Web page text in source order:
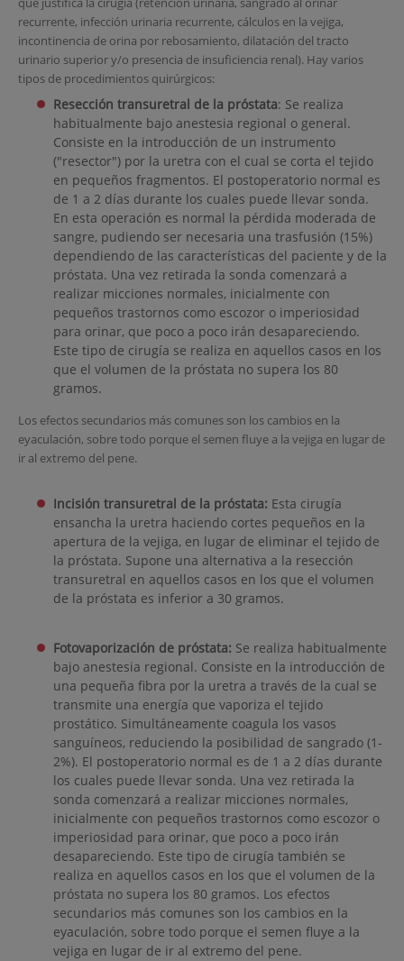
recurrente, infección urinaria recurrente, cálculos en la vejiga,
incontinencia de orina por rebosamiento, dilatación del tracto
urinario superior y/o presencia de insuficiencia renal). Hay varios
tipos de procedimientos quirúrgicos:
Resección transuretral de la próstata: Se realiza
habitualmente bajo anestesia regional o general.
Consiste en la introducción de un instrumento
("resector") por la uretra con el cual se corta el tejido
en pequeños fragmentos. El postoperatorio normal es
de 1 a 2 días durante los cuales puede llevar sonda.
En esta operación es normal la pérdida moderada de
sangre, pudiendo ser necesaria una trasfusión (15%)
dependiendo de las características del paciente y de la
próstata. Una vez retirada la sonda comenzará a
realizar micciones normales, inicialmente con
pequeños trastornos como escozor o imperiosidad
para orinar, que poco a poco irán desapareciendo.
Este tipo de cirugía se realiza en aquellos casos en los
que el volumen de la próstata no supera los 80
gramos.
Los efectos secundarios más comunes son los cambios en la
eyaculación, sobre todo porque el semen fluye a la vejiga en lugar de
ir al extremo del pene.
Incisión transuretral de la próstata: Esta cirugía
ensancha la uretra haciendo cortes pequeños en la
apertura de la vejiga, en lugar de eliminar el tejido de
la próstata. Supone una alternativa a la resección
transuretral en aquellos casos en los que el volumen
de la próstata es inferior a 30 gramos.
Fotovaporización de próstata: Se realiza habitualmente
bajo anestesia regional. Consiste en la introducción de
una pequeña fibra por la uretra a través de la cual se
transmite una energía que vaporiza el tejido
prostático. Simultáneamente coagula los vasos
sanguíneos, reduciendo la posibilidad de sangrado (1-
2%). El postoperatorio normal es de 1 a 2 días durante
los cuales puede llevar sonda. Una vez retirada la
sonda comenzará a realizar micciones normales,
inicialmente con pequeños trastornos como escozor o
imperiosidad para orinar, que poco a poco irán
desapareciendo. Este tipo de cirugía también se
realiza en aquellos casos en los que el volumen de la
próstata no supera los 80 gramos. Los efectos
secundarios más comunes son los cambios en la
eyaculación, sobre todo porque el semen fluye a la
vejiga en lugar de ir al extremo del pene.